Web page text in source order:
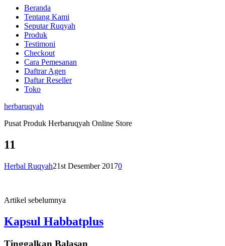
Beranda
Tentang Kami
Seputar Ruqyah
Produk
Testimoni
Checkout
Cara Pemesanan
Daftrar Agen
Daftar Reseller
Toko
herbaruqyah
Pusat Produk Herbaruqyah Online Store
11
Herbal Ruqyah21st Desember 20170
Artikel sebelumnya
Kapsul Habbatplus
Tinggalkan Balasan